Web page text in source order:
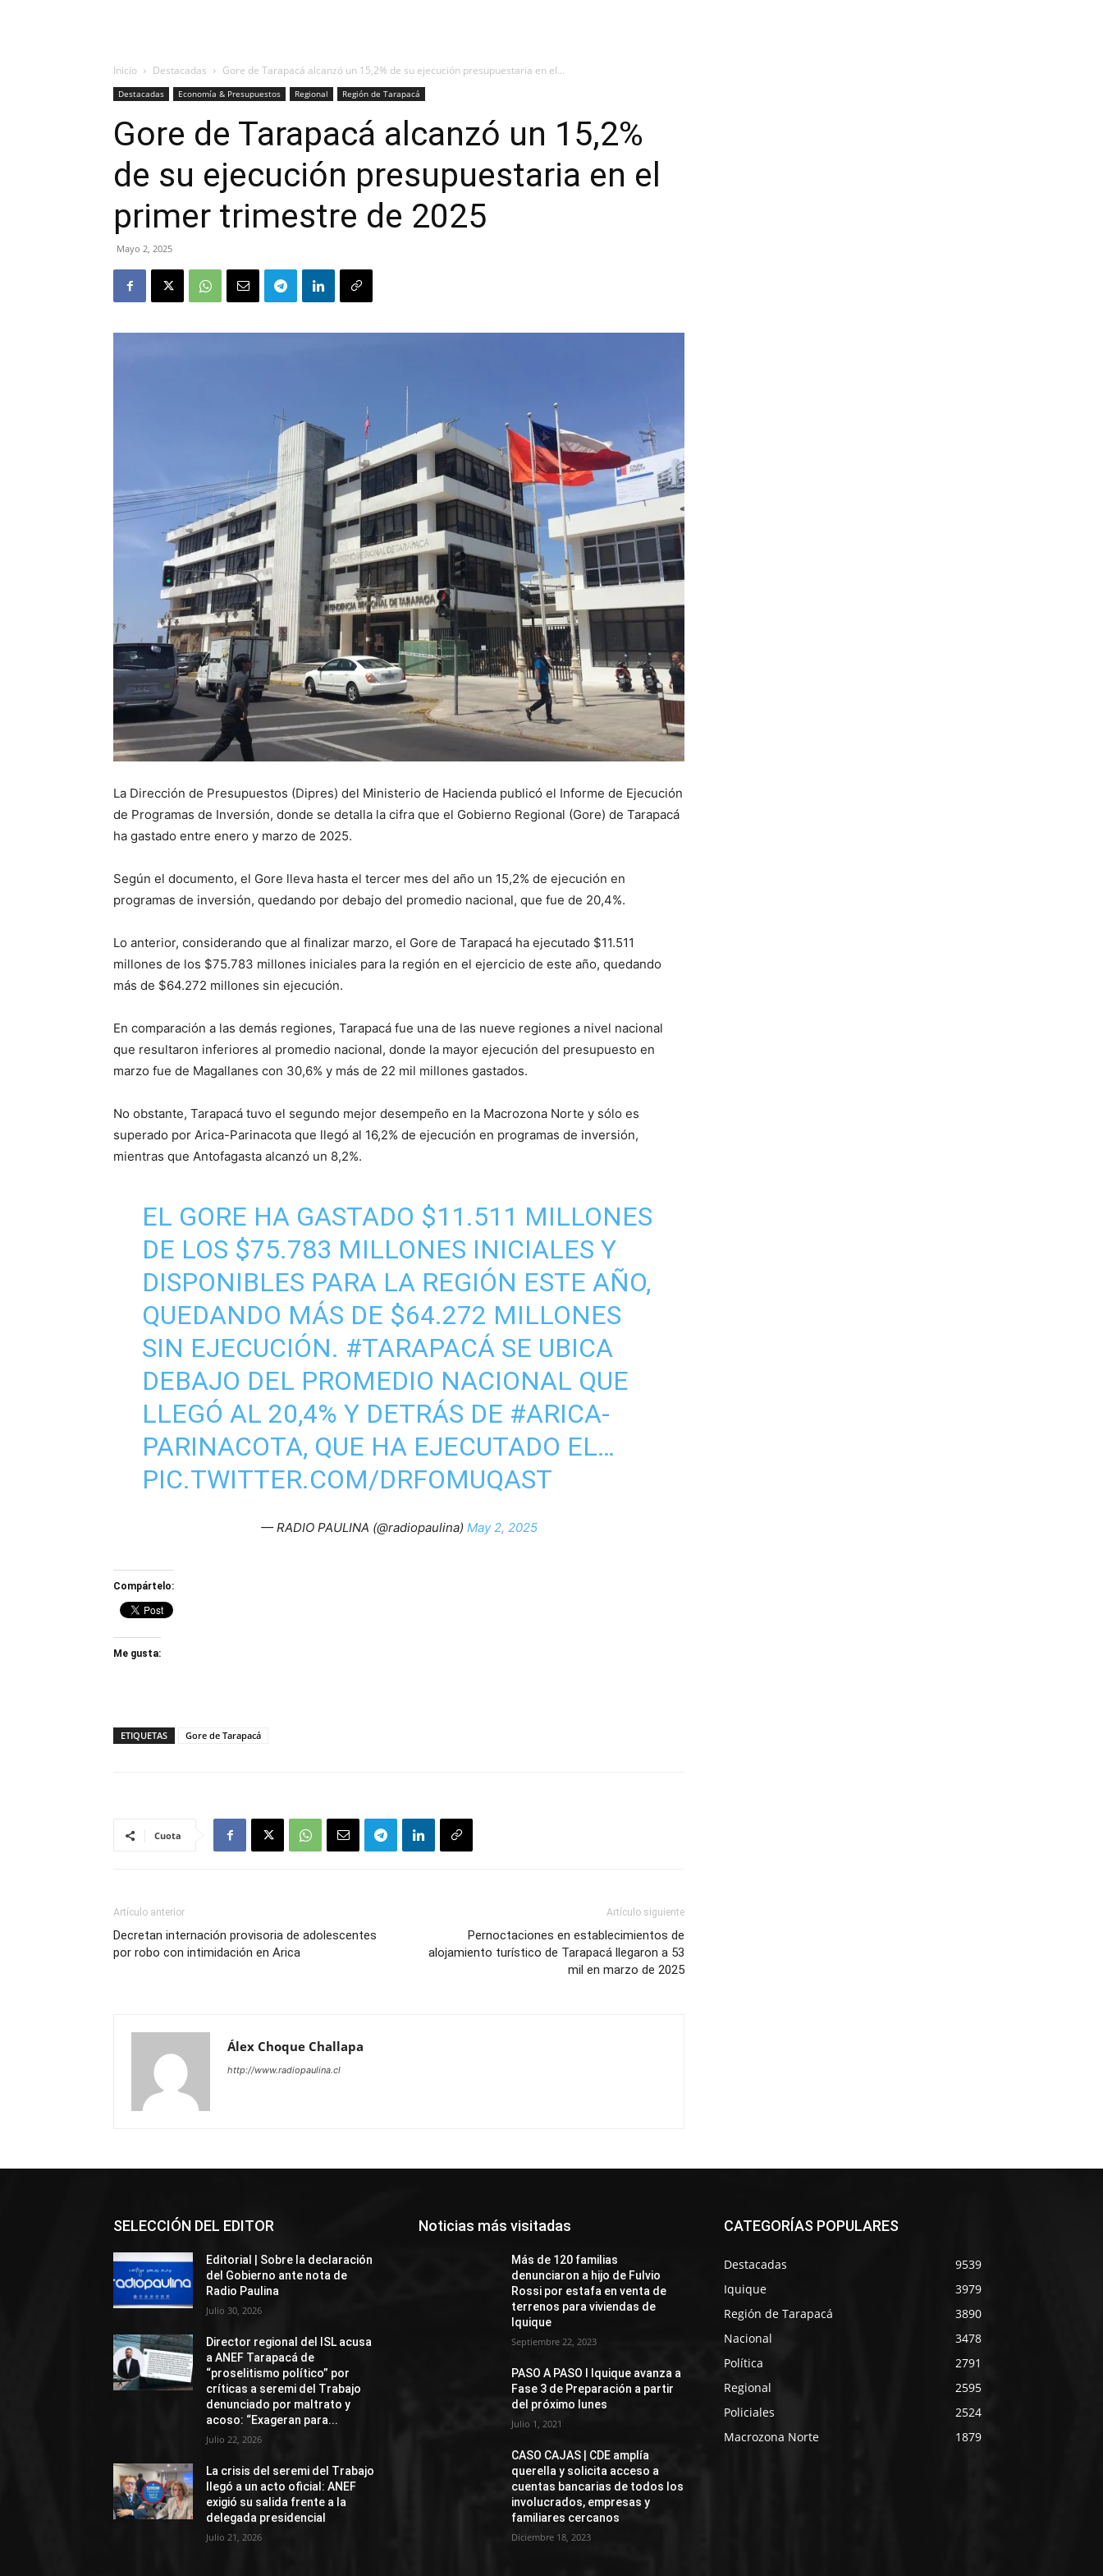
Inicio Destacadas Gore de Tarapacá alcanzó un 15,2% de su ejecución presupuestaria en el...
Destacadas Economía & Presupuestos Regional Región de Tarapacá
Gore de Tarapacá alcanzó un 15,2%
de su ejecución presupuestaria en el
primer trimestre de 2025
Mayo 2, 2025
La Dirección de Presupuestos (Dipres) del Ministerio de Hacienda publicó el Informe de Ejecución
de Programas de Inversión, donde se detalla la cifra que el Gobierno Regional (Gore) de Tarapacá
ha gastado entre enero y marzo de 2025.
Según el documento, el Gore lleva hasta el tercer mes del año un 15,2% de ejecución en
programas de inversión, quedando por debajo del promedio nacional, que fue de 20,4%.
Lo anterior, considerando que al finalizar marzo, el Gore de Tarapacá ha ejecutado $11.511
millones de los $75.783 millones iniciales para la región en el ejercicio de este año, quedando
más de $64.272 millones sin ejecución.
En comparación a las demás regiones, Tarapacá fue una de las nueve regiones a nivel nacional
que resultaron inferiores al promedio nacional, donde la mayor ejecución del presupuesto en
marzo fue de Magallanes con 30,6% y más de 22 mil millones gastados.
No obstante, Tarapacá tuvo el segundo mejor desempeño en la Macrozona Norte y sólo es
superado por Arica-Parinacota que llegó al 16,2% de ejecución en programas de inversión,
mientras que Antofagasta alcanzó un 8,2%.
EL GORE HA GASTADO $11.511 MILLONES
DE LOS $75.783 MILLONES INICIALES Y
DISPONIBLES PARA LA REGIÓN ESTE AÑO,
QUEDANDO MÁS DE $64.272 MILLONES
SIN EJECUCIÓN. #TARAPACÁSE UBICA
DEBAJO DEL PROMEDIO NACIONAL QUE
LLEGÓ AL 20,4% Y DETRÁS DE #ARICA-
PARINACOTA, QUE HA EJECUTADO EL…
PIC.TWITTER.COM/DRFOMUQAST
— RADIO PAULINA (@radiopaulina) May 2, 2025
Compártelo:
Me gusta:
ETIQUETAS Gore de Tarapacá
Cuota
Artículo anterior
Decretan internación provisoria de adolescentes
por robo con intimidación en Arica
Artículo siguiente
Pernoctaciones en establecimientos de
alojamiento turístico de Tarapacá llegaron a 53
mil en marzo de 2025
Álex Choque Challapa
http://www.radiopaulina.cl
SELECCIÓN DEL EDITOR
Editorial | Sobre la declaración
del Gobierno ante nota de
Radio Paulina
Julio 30, 2026
Director regional del ISL acusa
a ANEF Tarapacá de
“proselitismo político” por
críticas a seremi del Trabajo
denunciado por maltrato y
acoso: “Exageran para...
Julio 22, 2026
La crisis del seremi del Trabajo
llegó a un acto oficial: ANEF
exigió su salida frente a la
delegada presidencial
Julio 21, 2026
Noticias más visitadas
Más de 120 familias
denunciaron a hijo de Fulvio
Rossi por estafa en venta de
terrenos para viviendas de
Iquique
Septiembre 22, 2023
PASO A PASO I Iquique avanza a
Fase 3 de Preparación a partir
del próximo lunes
Julio 1, 2021
CASO CAJAS | CDE amplía
querella y solicita acceso a
cuentas bancarias de todos los
involucrados, empresas y
familiares cercanos
Diciembre 18, 2023
CATEGORÍAS POPULARES
Destacadas
9539
Iquique
3979
Región de Tarapacá
3890
Nacional
3478
Política
2791
Regional
2595
Policiales
2524
Macrozona Norte
1879